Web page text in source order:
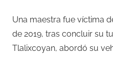
Una maestra fue víctima
de 2019, tras concluir su
Tlalixcoyan, abordó su